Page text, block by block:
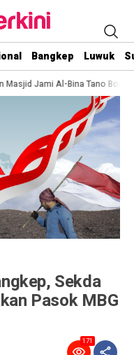
Bangkep Luwuk
Bononungan Sinergi Antar
Sekda
Pasok MBG
171